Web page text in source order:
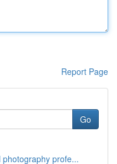
Report Page
Go
photography profe...